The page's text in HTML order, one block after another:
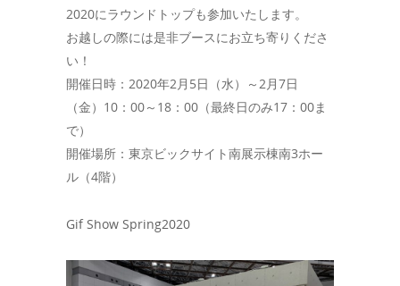
2020にラウンドトップも参加いたします。
お越しの際には是非ブースにお立ち寄りくださ
い！
開催日時：2020年2月5日（水）～2月7日
（金）10：00～18：00（最終日のみ17：00ま
で）
開催場所：東京ビックサイト南展示棟南3ホー
ル（4階）
Gif Show Spring2020